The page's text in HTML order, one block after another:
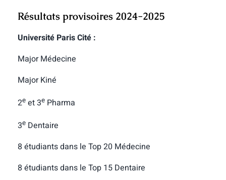
Résultats provisoires 2024-2025
Université Paris Cité :
Major Médecine
Major Kiné
2eet 3ePharma
3eDentaire
8 étudiants dans le Top 20 Médecine
8 étudiants dans le Top 15 Dentaire